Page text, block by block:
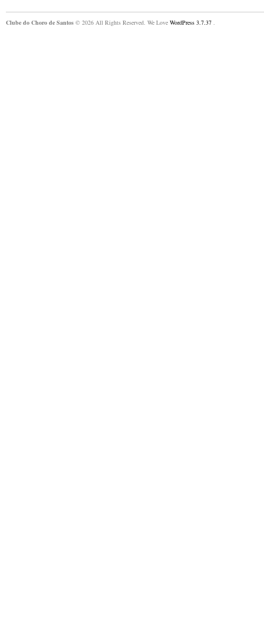
Clube do Choro de Santos © 2026 All Rights Reserved. We Love WordPress 3.7.37 .